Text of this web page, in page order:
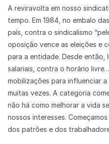
A reviravolta em nosso
tempo. Em 1984, no embalo
país, contra o sindicalismo
oposição vence as eleições e
para a entidade. Desde então,
salariais, contra o horário
mobilizações para influenciar
muitas vezes. A categoria
não há como melhorar a vida
nossos interesses.
dos patrões e dos